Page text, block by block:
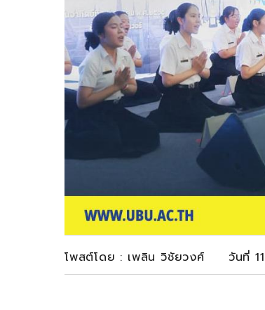
โพสต์โดย : เพลิน วิชัยวงศ์ วันที่